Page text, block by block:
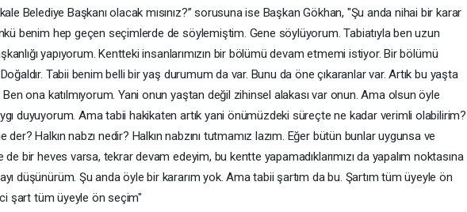
Belediye Başkanı olacak mısınız?” sorusuna ise Başkan Gökhan, "Şu anda nihai bir karar
benim hep geçen seçimlerde de söylemiştim. Gene söylüyorum. Tabiatıyla ben uzun
yapıyorum. Kentteki insanlarımızın bir bölümü devam etmemi istiyor. Bir bölümü
Tabii benim belli bir yaş durumum da var. Bunu da öne çıkaranlar var. Artık bu yaşta
ona katılmıyorum. Yani onun yaştan değil zihinsel alakası var onun. Ama olsun öyle
duyuyorum. Ama tabii hakikaten artık yani önümüzdeki süreçte ne kadar verimli olabilirim?
Halkın nabzı nedir? Halkın nabzını tutmamız lazım. Eğer bütün bunlar uygunsa ve
bir heves varsa, tekrar devam edeyim, bu kentte yapamadıklarımızı da yapalım noktasına
düşünürüm. Şu anda öyle bir kararım yok. Ama tabii şartım da bu. Şartım tüm üyeyle ön
şart tüm üyeyle ön seçim"